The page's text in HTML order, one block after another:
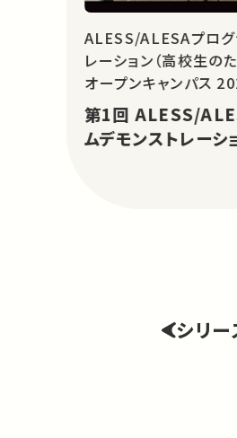
ALESS/ALESAプログ
レーション（高校生の
オープンキャンパス
第1回 ALESS/ALESAプログラ
ムデモンストレーシ
シリー